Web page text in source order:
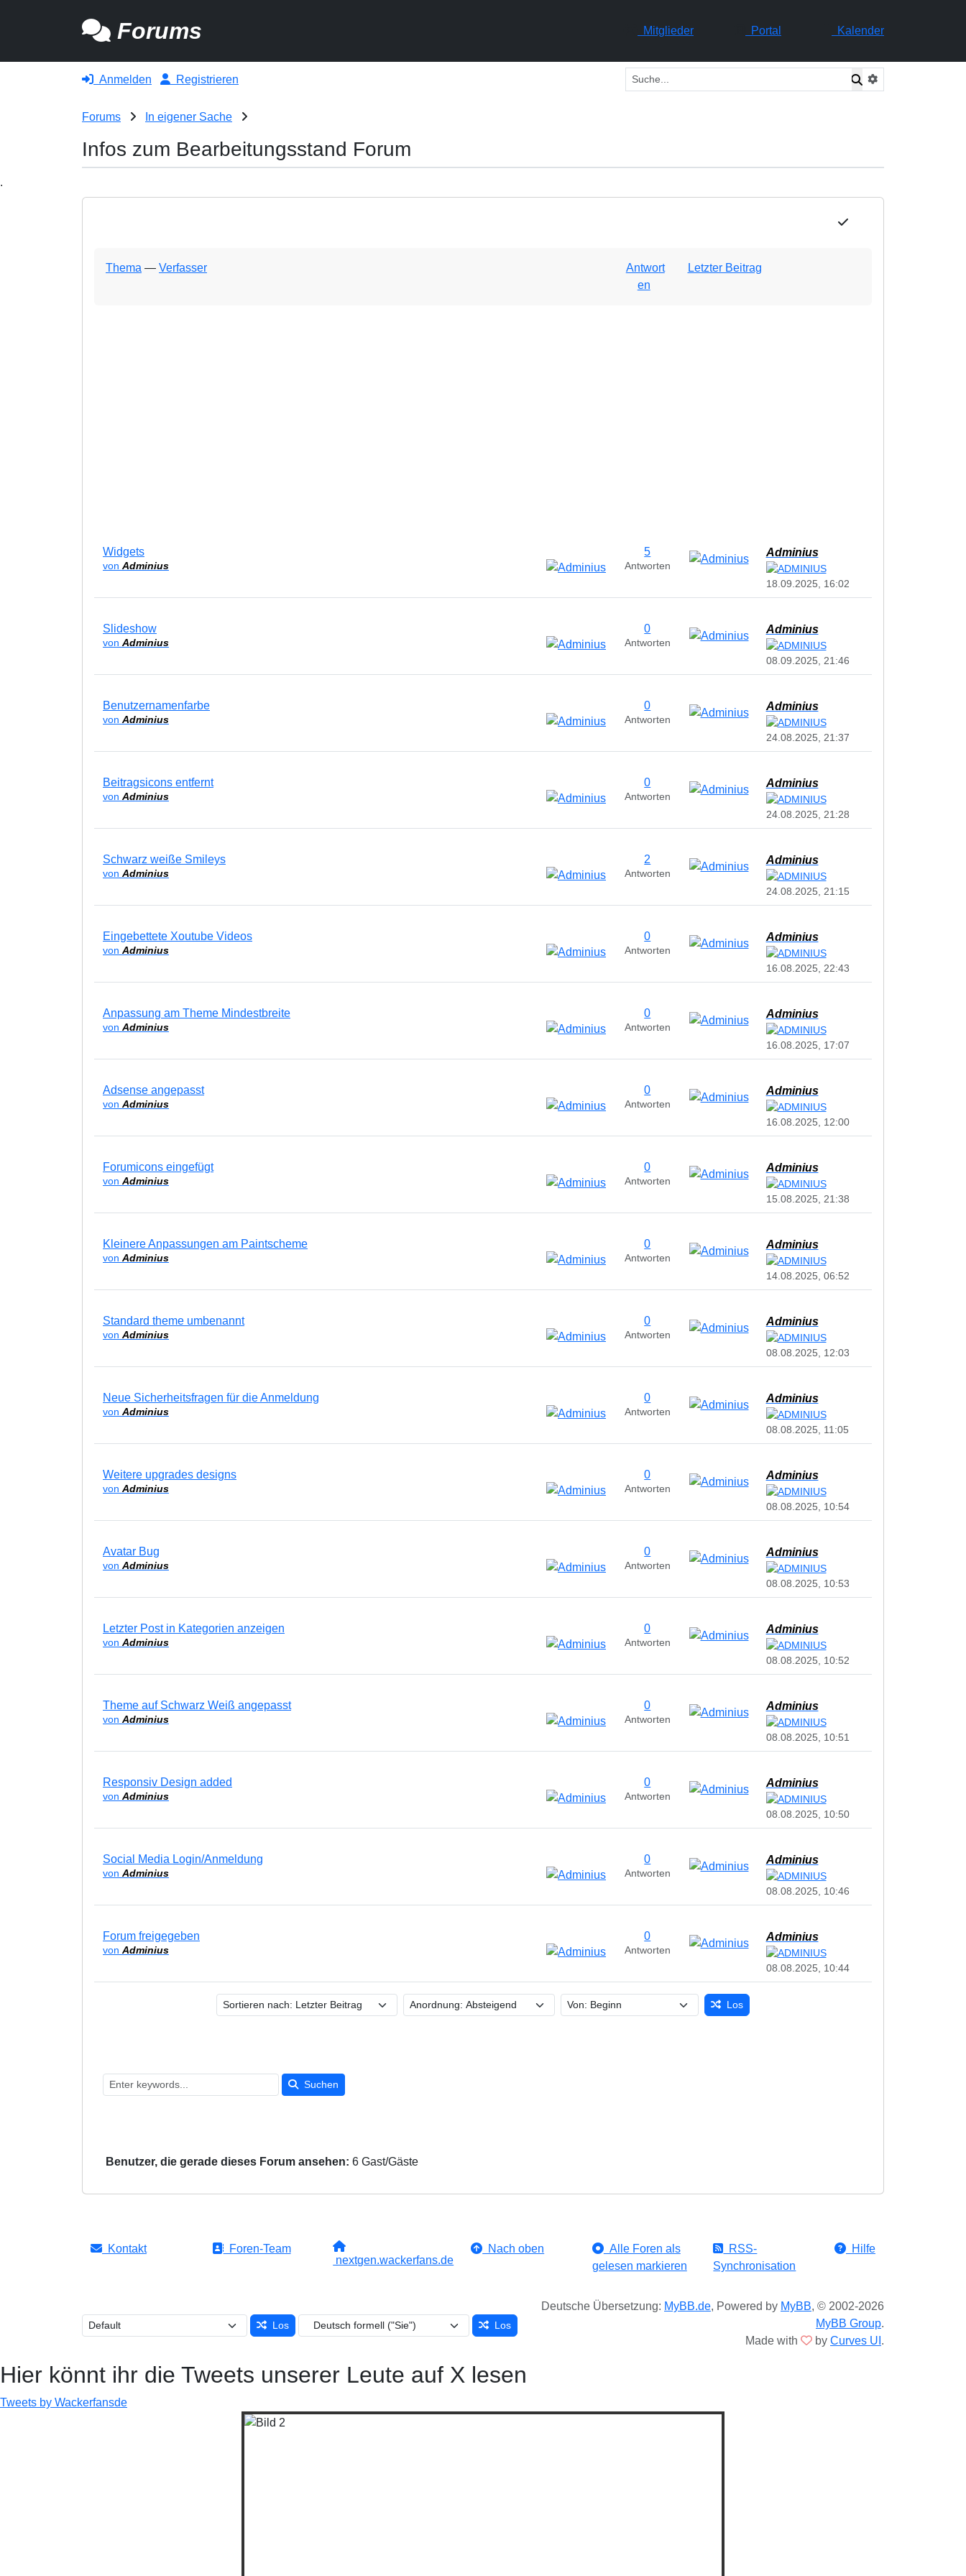
Forums Mitglieder Portal Kalender
Anmelden Registrieren
Forums In eigener Sache
Infos zum Bearbeitungsstand Forum
.
Thema — Verfasser
Antwort
en
Letzter Beitrag
Widgets
von Adminius
5
Antworten
Adminius
18.09.2025, 16:02
Slideshow
von Adminius
0
Antworten
Adminius
08.09.2025, 21:46
Benutzernamenfarbe
von Adminius
0
Antworten
Adminius
24.08.2025, 21:37
Beitragsicons entfernt
von Adminius
0
Antworten
Adminius
24.08.2025, 21:28
Schwarz weiße Smileys
von Adminius
2
Antworten
Adminius
24.08.2025, 21:15
Eingebettete Xoutube Videos
von Adminius
0
Antworten
Adminius
16.08.2025, 22:43
Anpassung am Theme Mindestbreite
von Adminius
0
Antworten
Adminius
16.08.2025, 17:07
Adsense angepasst
von Adminius
0
Antworten
Adminius
16.08.2025, 12:00
Forumicons eingefügt
von Adminius
0
Antworten
Adminius
15.08.2025, 21:38
Kleinere Anpassungen am Paintscheme
von Adminius
0
Antworten
Adminius
14.08.2025, 06:52
Standard theme umbenannt
von Adminius
0
Antworten
Adminius
08.08.2025, 12:03
Neue Sicherheitsfragen für die Anmeldung
von Adminius
0
Antworten
Adminius
08.08.2025, 11:05
Weitere upgrades designs
von Adminius
0
Antworten
Adminius
08.08.2025, 10:54
Avatar Bug
von Adminius
0
Antworten
Adminius
08.08.2025, 10:53
Letzter Post in Kategorien anzeigen
von Adminius
0
Antworten
Adminius
08.08.2025, 10:52
Theme auf Schwarz Weiß angepasst
von Adminius
0
Antworten
Adminius
08.08.2025, 10:51
Responsiv Design added
von Adminius
0
Antworten
Adminius
08.08.2025, 10:50
Social Media Login/Anmeldung
von Adminius
0
Antworten
Adminius
08.08.2025, 10:46
Forum freigegeben
von Adminius
0
Antworten
Adminius
08.08.2025, 10:44
Los
Suchen
Benutzer, die gerade dieses Forum ansehen: 6 Gast/Gäste
Kontakt
Foren-Team
nextgen.wackerfans.de
Nach oben
Alle Foren als
gelesen markieren
RSS-
Synchronisation
Hilfe
Los Los
Deutsche Übersetzung: MyBB.de, Powered by MyBB, © 2002-2026
MyBB Group.
Made with
by Curves UI .
Hier könnt ihr die Tweets unserer Leute auf X lesen
Tweets by Wackerfansde